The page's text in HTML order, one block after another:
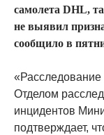
самолета DHL,
не выявил
сообщило в
«Расследование
Отделом
инцидентов
подтверждает,